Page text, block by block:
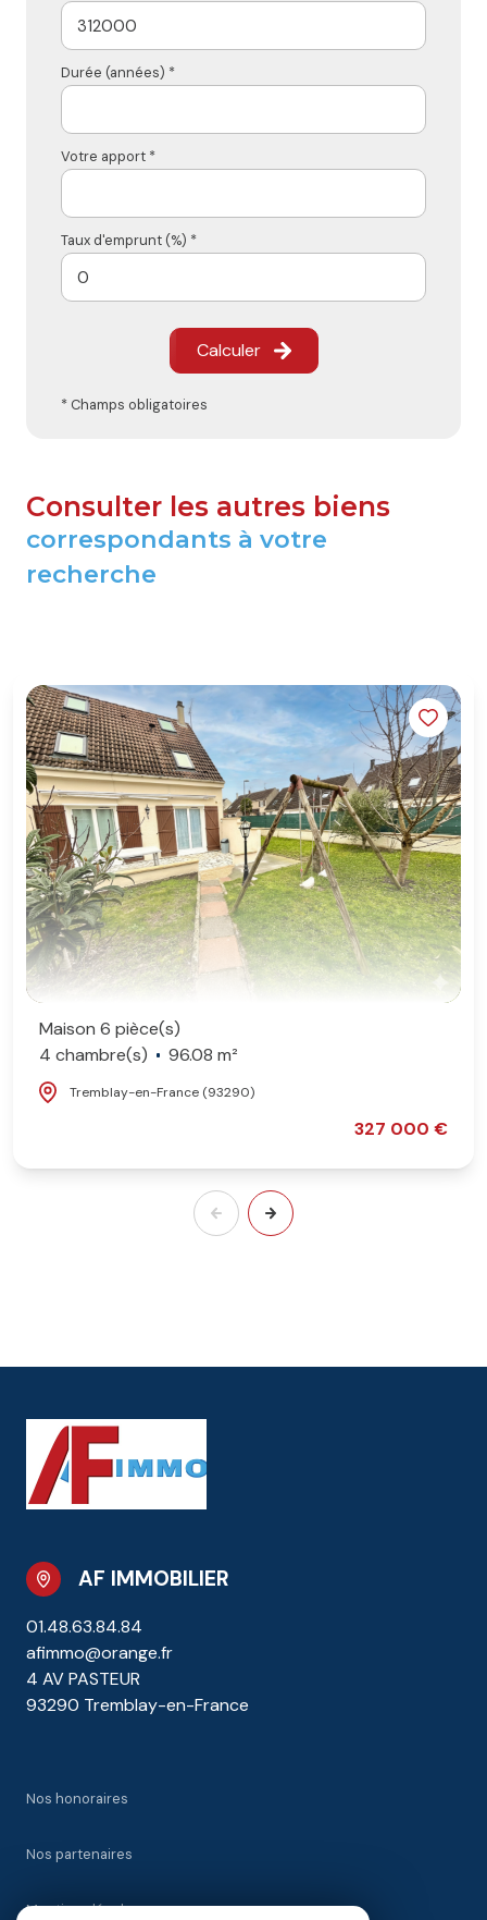
Durée (années) *
Votre apport *
Taux d'emprunt (%) *
Calculer
* Champs obligatoires
Consulter les autres biens
correspondants à votre
recherche
Maison 6 pièce(s)
4 chambre(s)
96.08 m²
Tremblay-en-France (93290)
327 000 €
AF IMMOBILIER
01.48.63.84.84
afimmo@orange.fr
4 AV PASTEUR
93290 Tremblay-en-France
Nos honoraires
Nos partenaires
Mentions légales